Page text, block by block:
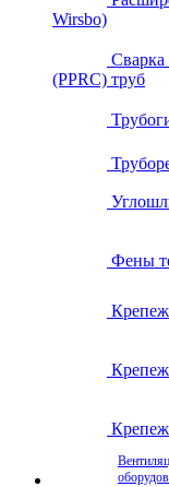
Wirsbo)
(PPRC) труб
Фены
Крепеж